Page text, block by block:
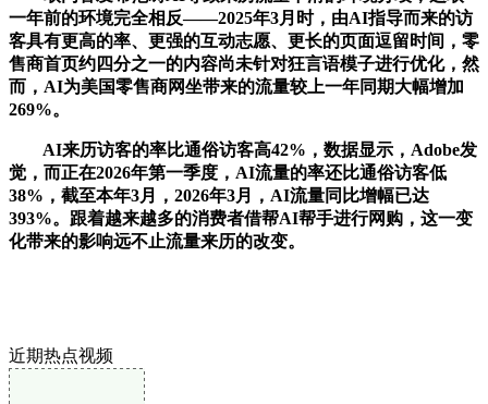
一年前的环境完全相反——2025年3月时，由AI指导而来的访
客具有更高的率、更强的互动志愿、更长的页面逗留时间，零
售商首页约四分之一的内容尚未针对狂言语模子进行优化，然
而，AI为美国零售商网坐带来的流量较上一年同期大幅增加
269%。
AI来历访客的率比通俗访客高42%，数据显示，Adobe发
觉，而正在2026年第一季度，AI流量的率还比通俗访客低
38%，截至本年3月，2026年3月，AI流量同比增幅已达
393%。跟着越来越多的消费者借帮AI帮手进行网购，这一变
化带来的影响远不止流量来历的改变。
近期热点视频